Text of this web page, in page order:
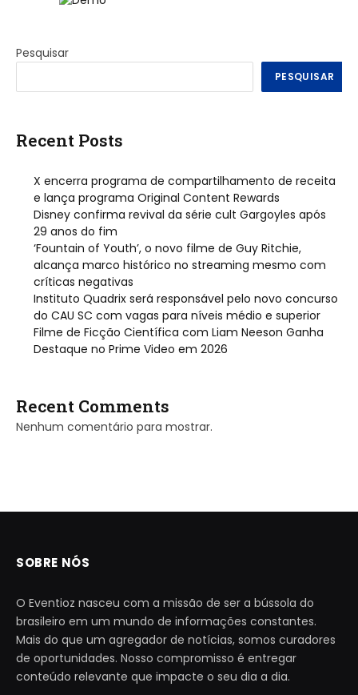
Pesquisar
PESQUISAR
Recent Posts
X encerra programa de compartilhamento de receita
e lança programa Original Content Rewards
Disney confirma revival da série cult Gargoyles após
29 anos do fim
‘Fountain of Youth’, o novo filme de Guy Ritchie,
alcança marco histórico no streaming mesmo com
críticas negativas
Instituto Quadrix será responsável pelo novo concurso
do CAU SC com vagas para níveis médio e superior
Filme de Ficção Científica com Liam Neeson Ganha
Destaque no Prime Video em 2026
Recent Comments
Nenhum comentário para mostrar.
SOBRE NÓS
O Eventioz nasceu com a missão de ser a bússola do
brasileiro em um mundo de informações constantes.
Mais do que um agregador de notícias, somos curadores
de oportunidades. Nosso compromisso é entregar
conteúdo relevante que impacte o seu dia a dia.